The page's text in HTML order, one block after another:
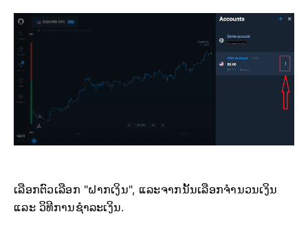
ເລືອກຕົວເລືອກ "ຝາກເງິນ", ແລະຈາກນັ້ນເລືອກຈຳນວນເງິນ
ແລະ ວິທີການຊຳລະເງິນ.